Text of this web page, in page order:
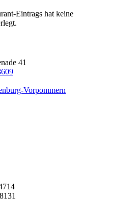
Eintrags hat keine
41
Vorpommern